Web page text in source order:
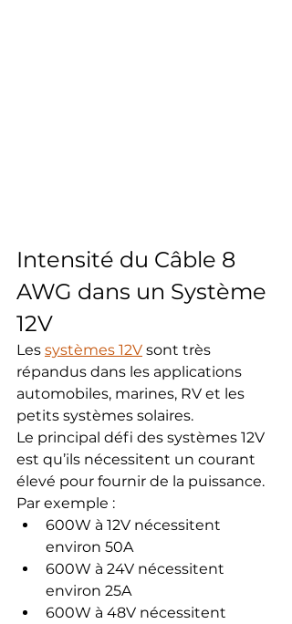
Intensité du Câble 8
AWG dans un Système
12V
Les systèmes 12V sont très
répandus dans les applications
automobiles, marines, RV et les
petits systèmes solaires.
Le principal défi des systèmes 12V
est qu’ils nécessitent un courant
élevé pour fournir de la puissance.
Par exemple :
600W à 12V nécessitent
environ 50A
600W à 24V nécessitent
environ 25A
600W à 48V nécessitent